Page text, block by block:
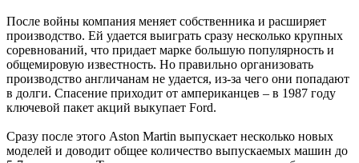
После войны компания меняет собственника и расширяет
производство. Ей удается выиграть сразу несколько крупных
соревнований, что придает марке большую популярность и
общемировую известность. Но правильно организовать
производство англичанам не удается, из-за чего они попадают
в долги. Спасение приходит от ампериканцев – в 1987 году
ключевой пакет акций выкупает Ford.
Сразу после этого Aston Martin выпускает несколько новых
моделей и доводит общее количество выпускаемых машин до